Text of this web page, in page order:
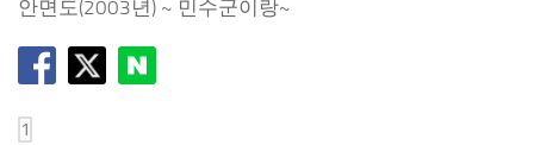
안면도(2003년) ~ 민수군이랑~